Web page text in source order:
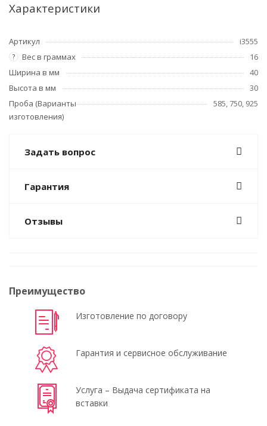
Характеристики
Артикул i3555
? Вес в граммах
16
Ширина в мм
40
Высота в мм
30
Проба (Варианты
изготовления)
585, 750, 925
Задать вопрос
Гарантия
Отзывы
Преимущество
Изготовление по договору
Гарантия и сервисное обслуживание
Услуга – Выдача сертификата на
вставки